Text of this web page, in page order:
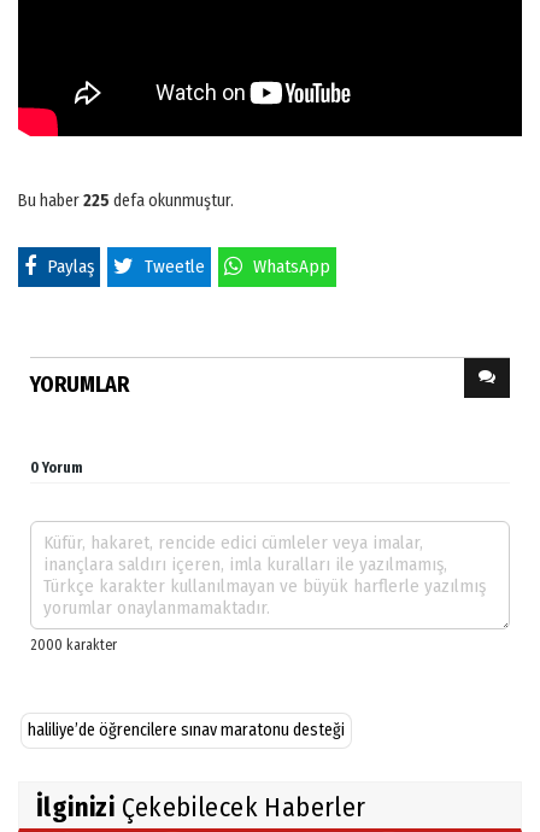
Bu haber225 defa okunmuştur.
Paylaş Tweetle WhatsApp
YORUMLAR
0 Yorum
haliliye’de öğrencilere sınav maratonu desteği
İlginizi Çekebilecek Haberler